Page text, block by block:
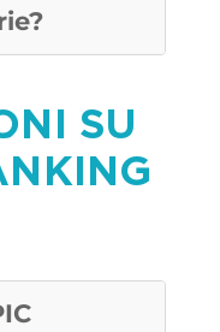
SU